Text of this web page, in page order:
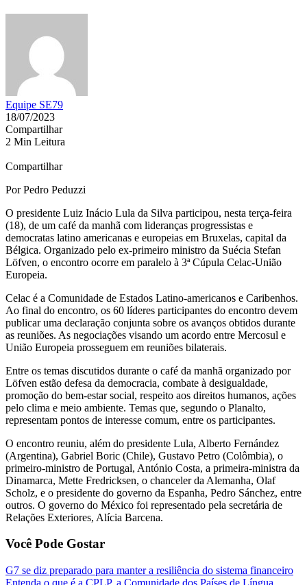
Equipe SE79
18/07/2023
Compartilhar
2 Min Leitura
Compartilhar
Por Pedro Peduzzi
O presidente Luiz Inácio Lula da Silva participou, nesta terça-feira
(18), de um café da manhã com lideranças progressistas e
democratas latino americanas e europeias em Bruxelas, capital da
Bélgica. Organizado pelo ex-primeiro ministro da Suécia Stefan
Löfven, o encontro ocorre em paralelo à 3ª Cúpula Celac-União
Europeia.
Celac é a Comunidade de Estados Latino-americanos e Caribenhos.
Ao final do encontro, os 60 líderes participantes do encontro devem
publicar uma declaração conjunta sobre os avanços obtidos durante
as reuniões. As negociações visando um acordo entre Mercosul e
União Europeia prosseguem em reuniões bilaterais.
Entre os temas discutidos durante o café da manhã organizado por
Löfven estão defesa da democracia, combate à desigualdade,
promoção do bem-estar social, respeito aos direitos humanos, ações
pelo clima e meio ambiente. Temas que, segundo o Planalto,
representam pontos de interesse comum, entre os participantes.
O encontro reuniu, além do presidente Lula, Alberto Fernández
(Argentina), Gabriel Boric (Chile), Gustavo Petro (Colômbia), o
primeiro-ministro de Portugal, António Costa, a primeira-ministra da
Dinamarca, Mette Fredricksen, o chanceler da Alemanha, Olaf
Scholz, e o presidente do governo da Espanha, Pedro Sánchez, entre
outros. O governo do México foi representado pela secretária de
Relações Exteriores, Alícia Barcena.
Você Pode Gostar
G7 se diz preparado para manter a resiliência do sistema financeiro